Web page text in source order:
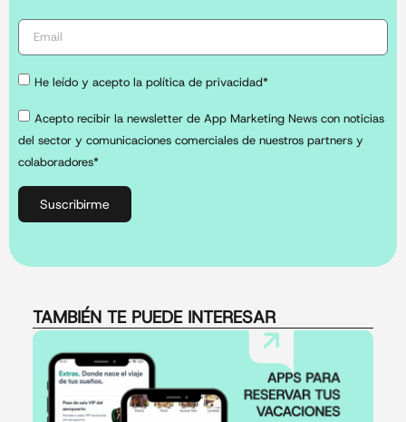
He leído y acepto la política de privacidad*
Acepto recibir la newsletter de App Marketing News con noticias
del sector y comunicaciones comerciales de nuestros partners y
colaboradores*
Suscribirme
TAMBIÉN TE PUEDE INTERESAR